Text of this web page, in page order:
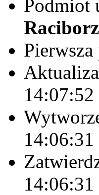
Podmiot
14:07:52
14:06:31
14:06:31